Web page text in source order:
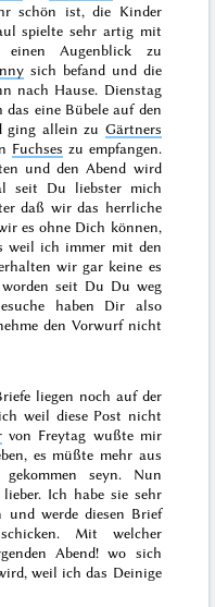
schön ist, die Kinder
spielte sehr artig mit
einen Augenblick zu
sich befand und die
nach Hause. Dienstag
eine Bübele auf den
ging allein zu Gärtners
Fuchses zu empfangen.
und den Abend wird
seit Du liebster mich
daß wir das herrliche
es ohne Dich können,
weil ich immer mit den
wir gar keine es
seit Du Du weg
haben Dir also
den Vorwurf nicht
liegen noch auf der
weil diese Post nicht
von Freytag wußte mir
es müßte mehr aus
seyn. Nun
Ich habe sie sehr
und werde diesen Brief
Mit welcher
Abend! wo sich
weil ich das Deinige